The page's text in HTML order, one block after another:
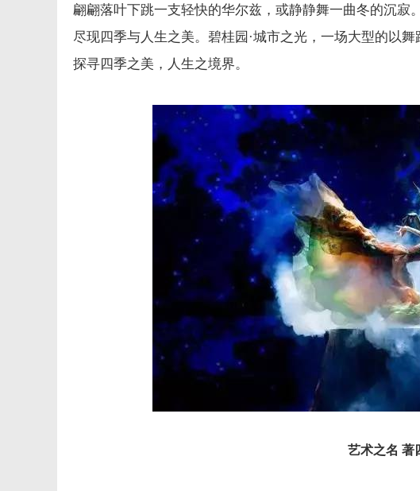
翩翩落叶下跳一支轻快的华尔兹，或静静舞一曲冬的沉寂
尽现四季与人生之美。碧桂园·城市之光，一场大型的以
探寻四季之美，人生之境界。
艺术之名 著